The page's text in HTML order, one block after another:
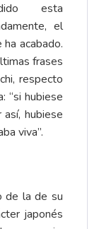
esta
el
acabado.
frases
respecto
“si hubiese
hubiese
viva”.
de la de su
japonés